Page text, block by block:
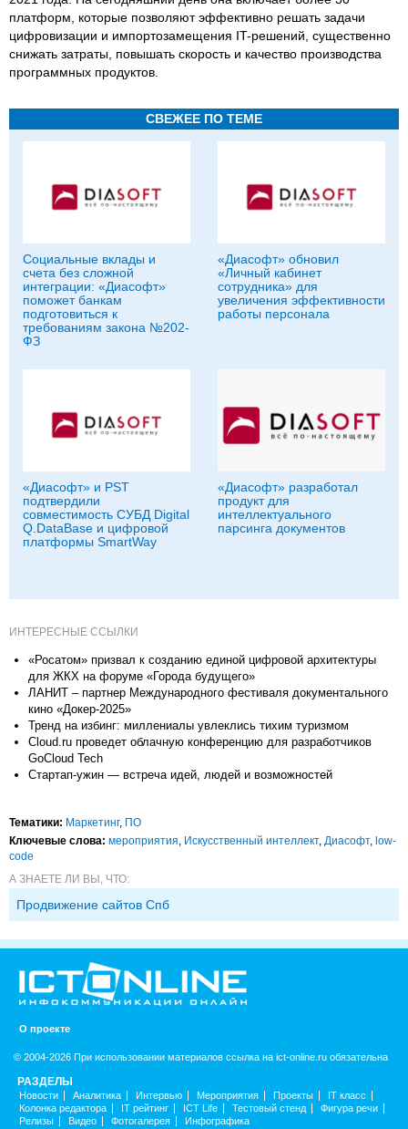
платформ, которые позволяют эффективно решать задачи
цифровизации и импортозамещения IT-решений, существенно
снижать затраты, повышать скорость и качество производства
программных продуктов.
СВЕЖЕЕ ПО ТЕМЕ
Социальные вклады и
счета без сложной
интеграции: «Диасофт»
поможет банкам
подготовиться к
требованиям закона №202-
ФЗ
«Диасофт» обновил
«Личный кабинет
сотрудника» для
увеличения эффективности
работы персонала
«Диасофт» и PST
подтвердили
совместимость СУБД Digital
Q.DataBase и цифровой
платформы SmartWay
«Диасофт» разработал
продукт для
интеллектуального
парсинга документов
ИНТЕРЕСНЫЕ ССЫЛКИ
«Росатом» призвал к созданию единой цифровой архитектуры
для ЖКХ на форуме «Города будущего»
ЛАНИТ – партнер Международного фестиваля документального
кино «Докер-2025»
Тренд на избинг: миллениалы увлеклись тихим туризмом
Cloud.ru проведет облачную конференцию для разработчиков
GoCloud Tech
Стартап-ужин — встреча идей, людей и возможностей
Тематики: Маркетинг, ПО
Ключевые слова: мероприятия, Искусственный интеллект, Диасофт, low-
code
А ЗНАЕТЕ ЛИ ВЫ, ЧТО:
Продвижение сайтов Спб
О проекте
© 2004-2026 При использовании материалов ссылка на ict-online.ru обязательна
РАЗДЕЛЫ
Новости Аналитика Интервью Мероприятия Проекты
IT класс
Колонка редактора
IT рейтинг ICT Life Тестовый стенд
Фигура речи
Релизы
Видео Фотогалерея Инфографика